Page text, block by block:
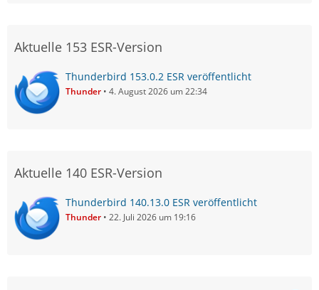
Aktuelle 153 ESR-Version
Thunderbird 153.0.2 ESR veröffentlicht
Thunder 4. August 2026 um 22:34
Aktuelle 140 ESR-Version
Thunderbird 140.13.0 ESR veröffentlicht
Thunder 22. Juli 2026 um 19:16